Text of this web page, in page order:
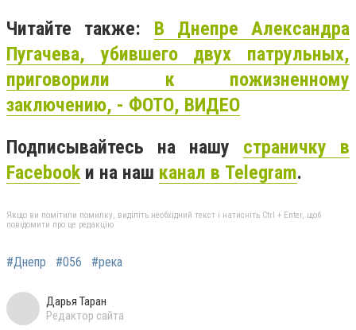
Читайте также: В Днепре Александра
Пугачева, убившего двух патрульных,
приговорили к пожизненному
заключению, - ФОТО, ВИДЕО
Подписывайтесь на нашу страничку в
Facebook и на наш канал в Telegram.
Якщо ви помітили помилку, виділіть необхідний текст і натисніть Ctrl + Enter, щоб
повідомити про це редакцію
#Днепр #056 #река
Дарья Таран
Редактор сайта